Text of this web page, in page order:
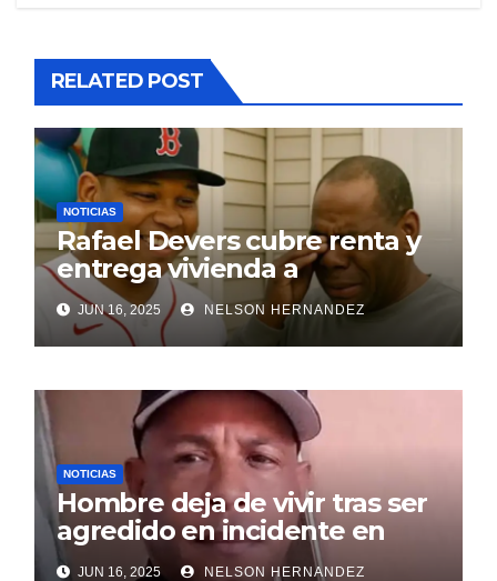
RELATED POST
NOTICIAS
Rafael Devers cubre renta y
entrega vivienda a
exentrenador en RD
JUN 16, 2025 NELSON HERNANDEZ
NOTICIAS
Hombre deja de vivir tras ser
agredido en incidente en
SDEJUN 16, 2025 NELSON HERNANDEZ